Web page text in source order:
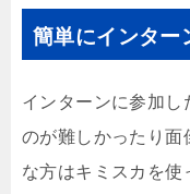
簡単にインター
インターンに参加し
のが難しかったり面
な方はキミスカを使